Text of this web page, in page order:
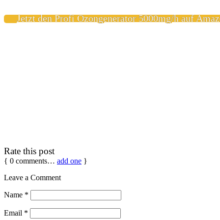
Jetzt den Profi Ozongenerator 5000mg/h auf
Rate this post
{ 0 comments… add one }
Leave a Comment
Name *
Email *